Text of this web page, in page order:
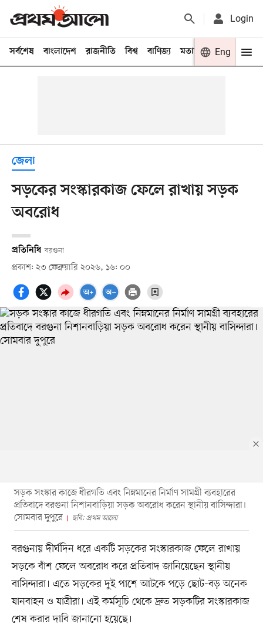
Login
সর্বশেষ বাংলাদেশ রাজনীতি বিশ্ব বাণিজ্য মতামত খেলা
Eng
জেলা
সড়কের সংস্কারকাজ ফেলে রাখায় সড়ক
অবরোধ
প্রতিনিধি বরগুনা
প্রকাশ: ২৩ ফেব্রুয়ারি ২০২৬, ১৬: ০০
সড়ক সংস্কার কাজে ধীরগতি এবং নিম্নমানের নির্মাণ সামগ্রী ব্যবহারের
প্রতিবাদে বরগুনা নিশানবাড়িয়া সড়ক অবরোধ করেন স্থানীয় বাসিন্দারা।
সোমবার দুপুরে
ছবি: প্রথম আলো
বরগুনায় দীর্ঘদিন ধরে একটি সড়কের সংস্কারকাজ ফেলে রাখায়
সড়কে বাঁশ ফেলে অবরোধ করে প্রতিবাদ জানিয়েছেন স্থানীয়
বাসিন্দারা। এতে সড়কের দুই পাশে আটকে পড়ে ছোট-বড় অনেক
যানবাহন ও যাত্রীরা। এই কর্মসূচি থেকে দ্রুত সড়কটির সংস্কারকাজ
শেষ করার দাবি জানানো হয়েছে।